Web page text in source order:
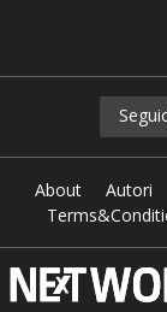
About Autori